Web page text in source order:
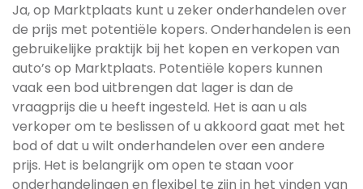
Ja, op Marktplaats kunt u zeker onderhandelen over
de prijs met potentiële kopers. Onderhandelen is een
gebruikelijke praktijk bij het kopen en verkopen van
auto’s op Marktplaats. Potentiële kopers kunnen
vaak een bod uitbrengen dat lager is dan de
vraagprijs die u heeft ingesteld. Het is aan u als
verkoper om te beslissen of u akkoord gaat met het
bod of dat u wilt onderhandelen over een andere
prijs. Het is belangrijk om open te staan voor
onderhandelingen en flexibel te zijn in het vinden van